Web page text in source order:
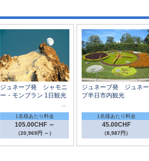
ジュネーブ発 シャモニ
ー・モンブラン 1日観光
1名様あたり料金
105.00CHF ～
（20,969円 ～）
ジュネーブ発 ジュネー
ブ半日市内観光
1名様あたり料金
45.00CHF
（8,987円）